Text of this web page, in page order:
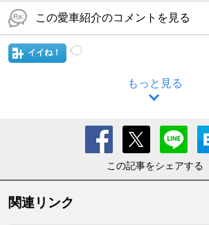
この愛車紹介のコメントを見る
イイね！
もっと見る
この記事をシェアする
関連リンク